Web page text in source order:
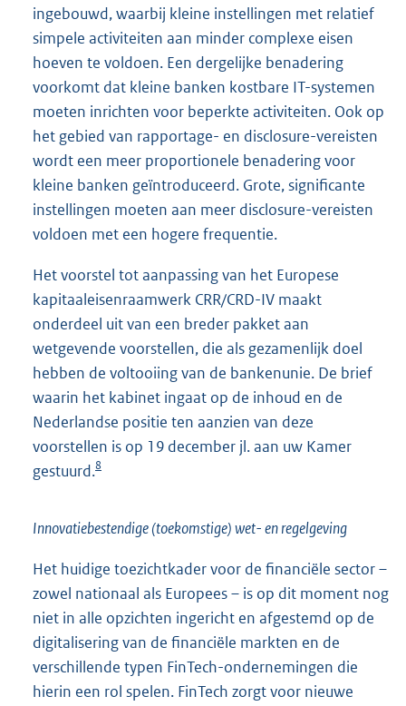
ingebouwd, waarbij kleine instellingen met relatief
simpele activiteiten aan minder complexe eisen
hoeven te voldoen. Een dergelijke benadering
voorkomt dat kleine banken kostbare IT-systemen
moeten inrichten voor beperkte activiteiten. Ook op
het gebied van rapportage- en disclosure-vereisten
wordt een meer proportionele benadering voor
kleine banken geïntroduceerd. Grote, significante
instellingen moeten aan meer disclosure-vereisten
voldoen met een hogere frequentie.
Het voorstel tot aanpassing van het Europese
kapitaaleisenraamwerk CRR/CRD-IV maakt
onderdeel uit van een breder pakket aan
wetgevende voorstellen, die als gezamenlijk doel
hebben de voltooiing van de bankenunie. De brief
waarin het kabinet ingaat op de inhoud en de
Nederlandse positie ten aanzien van deze
voorstellen is op 19 december jl. aan uw Kamer
gestuurd.8
Innovatiebestendige (toekomstige) wet- en regelgeving
Het huidige toezichtkader voor de financiële sector –
zowel nationaal als Europees – is op dit moment nog
niet in alle opzichten ingericht en afgestemd op de
digitalisering van de financiële markten en de
verschillende typen FinTech-ondernemingen die
hierin een rol spelen. FinTech zorgt voor nieuwe